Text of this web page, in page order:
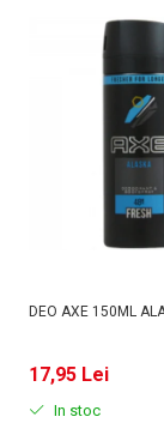
DEO AXE 150ML
17,95 Lei
In stoc